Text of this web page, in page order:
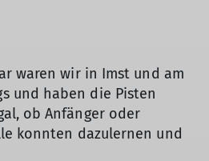
waren wir in Imst und am
und haben die Pisten
ob Anfänger oder
konnten dazulernen und